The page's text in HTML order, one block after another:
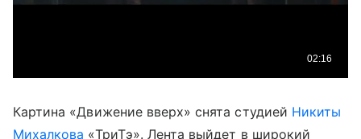
Картина «Движение вверх» снята студией Никиты
Михалкова «ТриТэ». Лента выйдет в широкий